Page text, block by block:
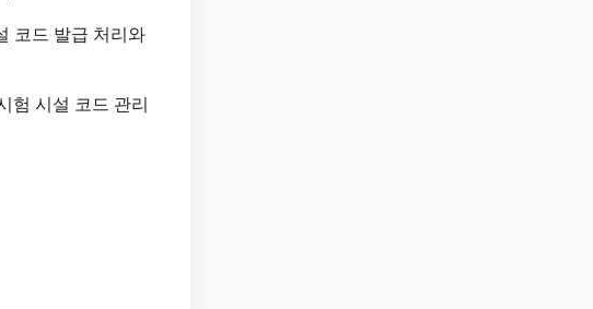
코드 발급 처리와
험 시설 코드 관리